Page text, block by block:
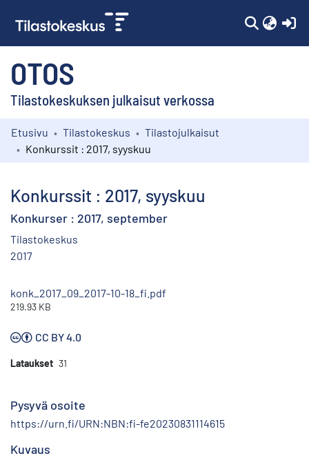
OTOS
Tilastokeskuksen julkaisut verkossa
Kokoelmat
Etusivu Tilastokeskus
Tilastojulkaisut
Konkurssit : 2017, syyskuu
Konkurssit : 2017, syyskuu
Konkurser : 2017, september
Tilastokeskus
2017
konk_2017_09_2017-10-18_fi.pdf
219.93 KB
CC BY 4.0
Lataukset 31
Pysyvä osoite
https://urn.fi/URN:NBN:fi-fe20230831114615
Kuvaus